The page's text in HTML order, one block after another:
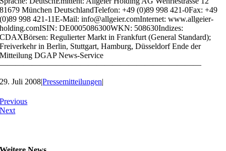
81679 München DeutschlandTelefon: +49 (0)89 998 421-0Fax: +49
(0)89 998 421-11E-Mail: info@allgeier.comInternet: www.allgeier-
holding.comISIN: DE0005086300WKN: 508630Indizes:
CDAXBörsen: Regulierter Markt in Frankfurt (General Standard);
Freiverkehr in Berlin, Stuttgart, Hamburg, Düsseldorf Ende der
Mitteilung DGAP News-Service
—————————————————————————
29. Juli 2008|Pressemitteilungen|
Previous
Next